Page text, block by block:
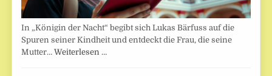
In „Königin der Nacht“ begibt sich Lukas Bärfuss auf die
Spuren seiner Kindheit und entdeckt die Frau, die seine
Mutter…Weiterlesen …